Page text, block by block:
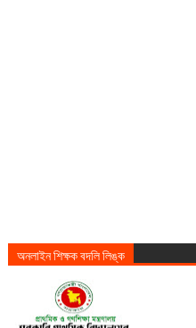
অনলাইন শিক্ষক বদলি লিঙ্ক